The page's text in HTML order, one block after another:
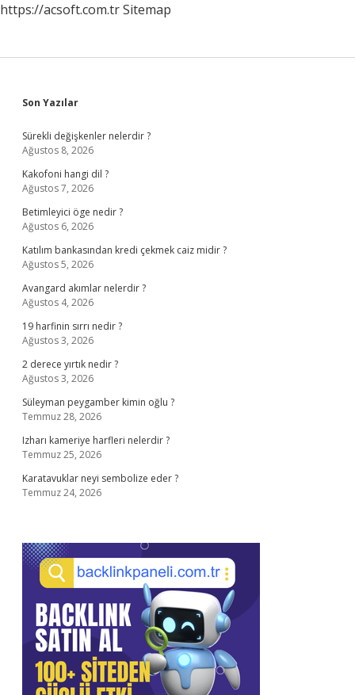
https://acsoft.com.trSitemap
Sidebar
Son Yazılar
Sürekli değişkenler nelerdir ?
Ağustos 8, 2026
Kakofoni hangi dil ?
Ağustos 7, 2026
Betimleyici öge nedir ?
Ağustos 6, 2026
Katılım bankasından kredi çekmek caiz midir ?
Ağustos 5, 2026
Avangard akımlar nelerdir ?
Ağustos 4, 2026
19 harfinin sırrı nedir ?
Ağustos 3, 2026
2 derece yırtık nedir ?
Ağustos 3, 2026
Süleyman peygamber kimin oğlu ?
Temmuz 28, 2026
Izharı kameriye harfleri nelerdir ?
Temmuz 25, 2026
Karatavuklar neyi sembolize eder ?
Temmuz 24, 2026